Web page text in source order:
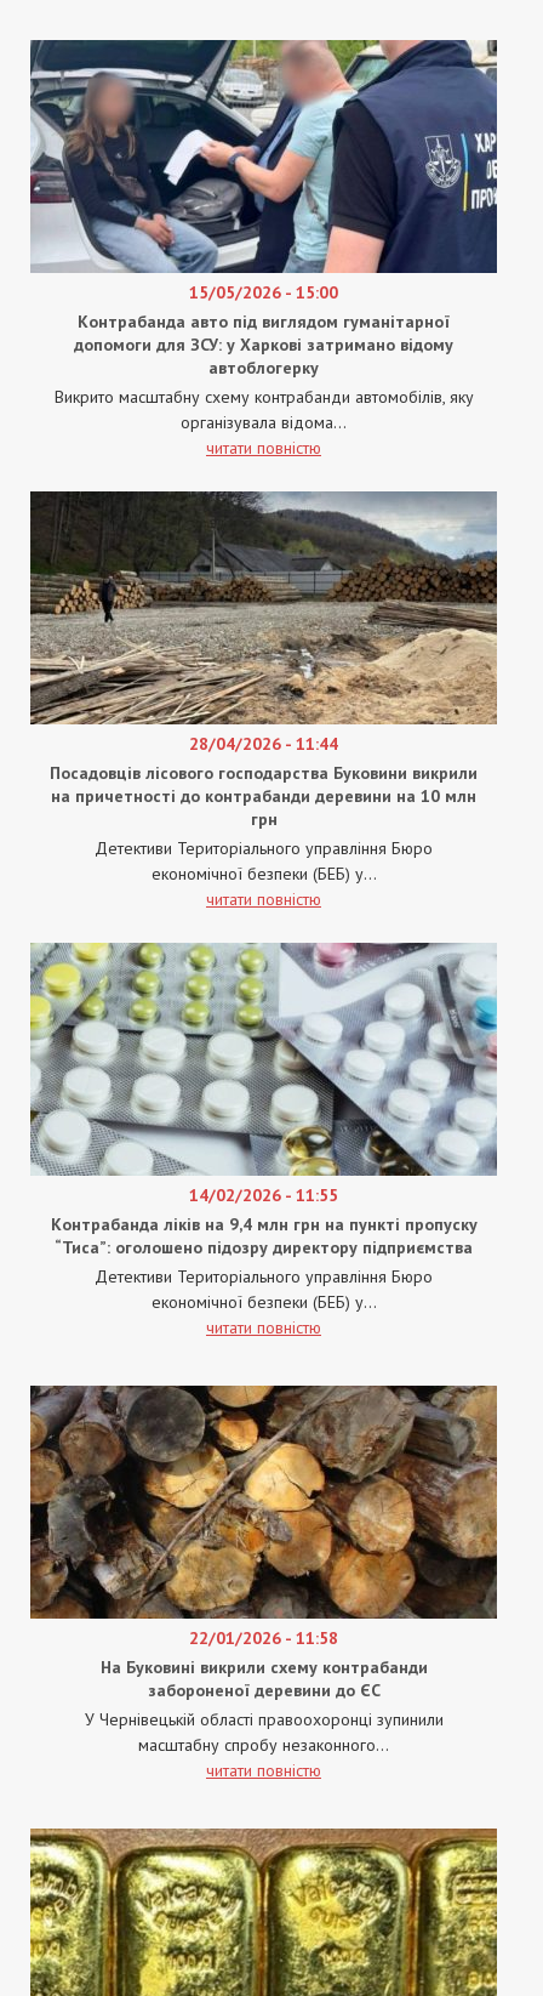
15/05/2026 - 15:00
Контрабанда авто під виглядом гуманітарної
допомоги для ЗСУ: у Харкові затримано відому
автоблогерку
Викрито масштабну схему контрабанди автомобілів, яку
організувала відома...
читати повністю
28/04/2026 - 11:44
Посадовців лісового господарства Буковини викрили
на причетності до контрабанди деревини на 10 млн
грн
Детективи Територіального управління Бюро
економічної безпеки (БЕБ) у...
читати повністю
14/02/2026 - 11:55
Контрабанда ліків на 9,4 млн грн на пункті пропуску
“Тиса”: оголошено підозру директору підприємства
Детективи Територіального управління Бюро
економічної безпеки (БЕБ) у...
читати повністю
22/01/2026 - 11:58
На Буковині викрили схему контрабанди
забороненої деревини до ЄС
У Чернівецькій області правоохоронці зупинили
масштабну спробу незаконного...
читати повністю